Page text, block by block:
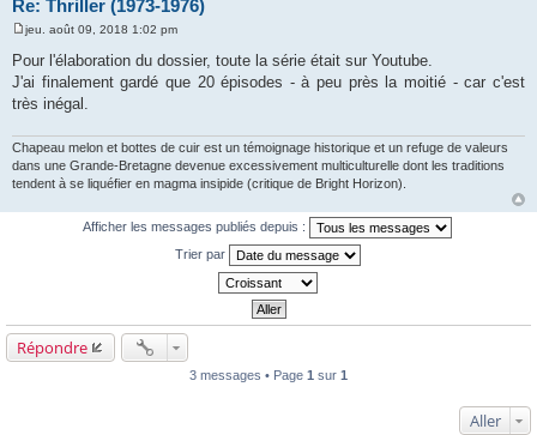
Re: Thriller (1973-1976)
M
s
s
a
g
jeu. août 09, 2018 1:02 pm
Pour l'élaboration du dossier, toute la série était sur Youtube.
J'ai finalement gardé que 20 épisodes - à peu près la moitié - car c'est
très inégal.
Chapeau melon et bottes de cuir est un témoignage historique et un refuge de valeurs
dans une Grande-Bretagne devenue excessivement multiculturelle dont les traditions
tendent à se liquéfier en magma insipide (critique de Bright Horizon).
Afficher les messages publiés depuis :
Trier par
Répondre
3 messages • Page 1 sur 1
Aller